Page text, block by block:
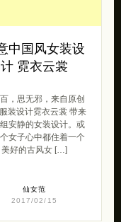
安静的女装设计。或
个女子心中都住着一个
美好的古风女 […]
仙女范
2017/02/15